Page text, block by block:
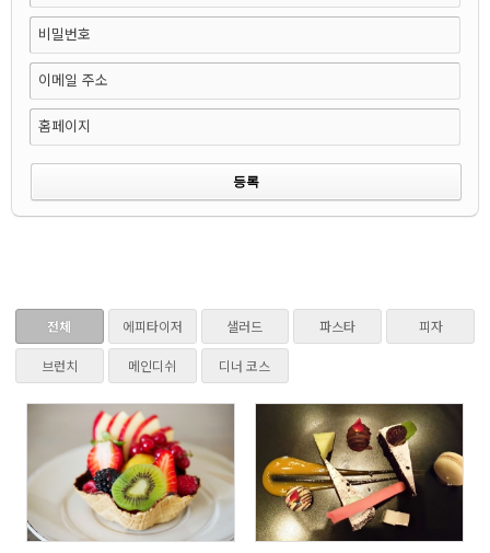
비밀번호
이메일 주소
홈페이지
전체 에피타이저 샐러드 파스타 피자
브런치 메인디쉬 디너 코스
731 764